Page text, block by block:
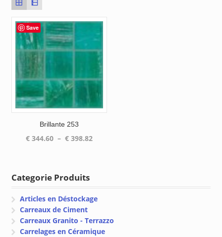
Save
Brillante 253
€344.60 – €398.82Plage
Categorie Produits
Articles en Déstockage
Carreaux de Ciment
Carreaux Granito - Terrazzo
Carrelages en Céramique